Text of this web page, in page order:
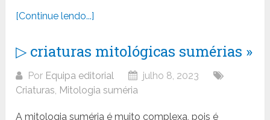
[Continue lendo...]
▷ criaturas mitológicas sumérias »
Por Equipa editorial
julho 8, 2023
Criaturas, Mitologia suméria
A mitologia suméria é muito complexa, pois é